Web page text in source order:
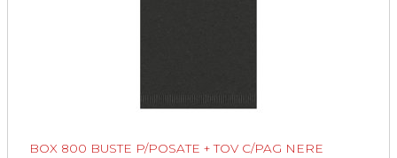
BOX 800 BUSTE P/POSATE + TOV C/PAG NERE